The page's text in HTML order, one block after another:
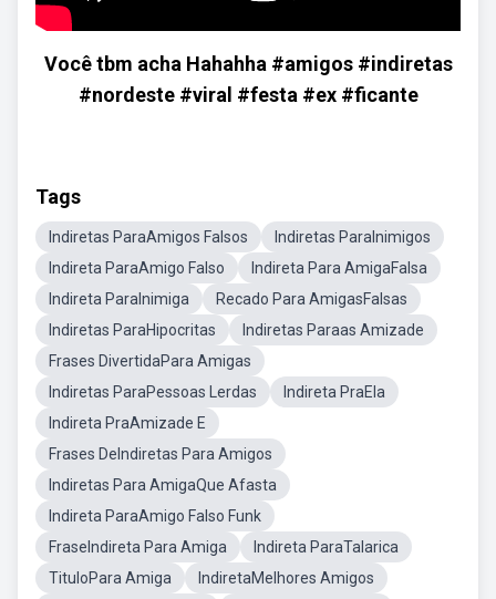
Você tbm acha Hahahha #amigos #indiretas
#nordeste #viral #festa #ex #ficante
Tags
Indiretas ParaAmigos Falsos
Indiretas ParaInimigos
Indireta ParaAmigo Falso
Indireta Para AmigaFalsa
Indireta ParaInimiga
Recado Para AmigasFalsas
Indiretas ParaHipocritas
Indiretas Paraas Amizade
Frases DivertidaPara Amigas
Indiretas ParaPessoas Lerdas
Indireta PraEla
Indireta PraAmizade E
Frases DeIndiretas Para Amigos
Indiretas Para AmigaQue Afasta
Indireta ParaAmigo Falso Funk
FraseIndireta Para Amiga
Indireta ParaTalarica
TituloPara Amiga
IndiretaMelhores Amigos